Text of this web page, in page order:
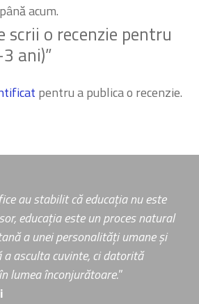
acum.
scrii o recenzie pentru
ani)”
pentru a publica o recenzie.
au stabilit că educația nu este
educația este un proces natural
a unei personalități umane și
asculta cuvinte, ci datorită
lumea înconjurătoare.”